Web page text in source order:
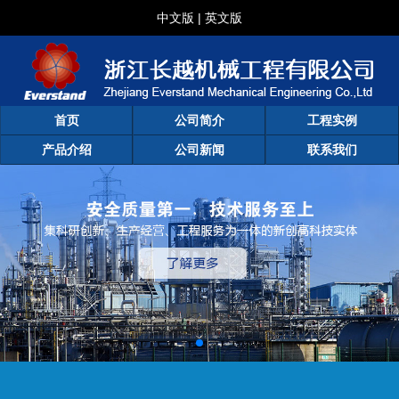
中文版 | 英文版
首页 公司简介 工程实例
产品介绍 公司新闻 联系我们